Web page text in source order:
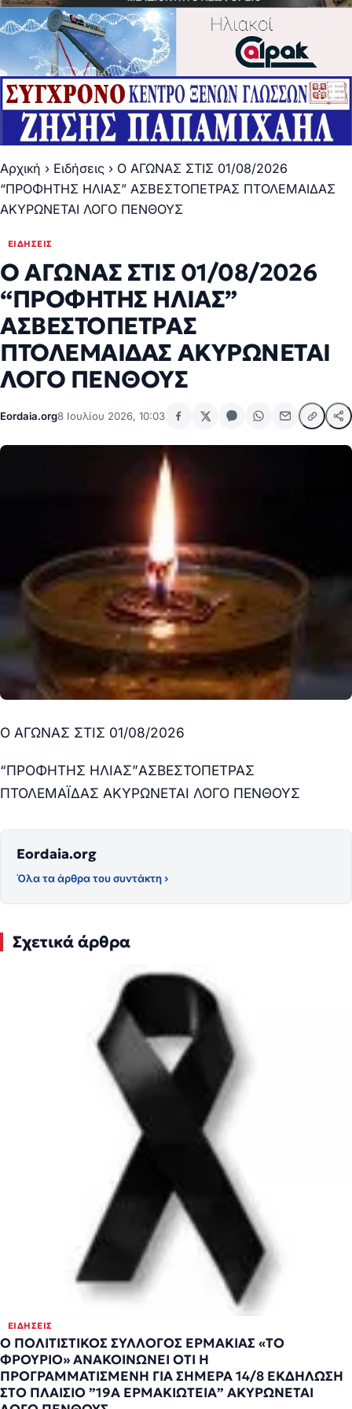
Αρχική › Ειδήσεις › Ο ΑΓΩΝΑΣ ΣΤΙΣ 01/08/2026
“ΠΡΟΦΗΤΗΣ ΗΛΙΑΣ” ΑΣΒΕΣΤΟΠΕΤΡΑΣ ΠΤΟΛΕΜΑΙΔΑΣ
ΑΚΥΡΩΝΕΤΑΙ ΛΟΓΟ ΠΕΝΘΟΥΣ
ΕΙΔΉΣΕΙΣ
Ο ΑΓΩΝΑΣ ΣΤΙΣ 01/08/2026
“ΠΡΟΦΗΤΗΣ ΗΛΙΑΣ”
ΑΣΒΕΣΤΟΠΕΤΡΑΣ
ΠΤΟΛΕΜΑΙΔΑΣ ΑΚΥΡΩΝΕΤΑΙ
ΛΟΓΟ ΠΕΝΘΟΥΣ
Eordaia.org8 Ιουλίου 2026, 10:03
Ο ΑΓΩΝΑΣ ΣΤΙΣ 01/08/2026
“ΠΡΟΦΗΤΗΣ ΗΛΙΑΣ”ΑΣΒΕΣΤΟΠΕΤΡΑΣ
ΠΤΟΛΕΜΑΪΔΑΣ ΑΚΥΡΩΝΕΤΑΙ ΛΟΓΟ ΠΕΝΘΟΥΣ
Eordaia.org
Όλα τα άρθρα του συντάκτη ›
Σχετικά άρθρα
ΕΙΔΉΣΕΙΣ
Ο ΠΟΛΙΤΙΣΤΙΚΟΣ ΣΥΛΛΟΓΟΣ ΕΡΜΑΚΙΑΣ «ΤΟ
ΦΡΟΥΡΙΟ» ΑΝΑΚΟΙΝΩΝΕΙ ΟΤΙ Η
ΠΡΟΓΡΑΜΜΑΤΙΣΜΕΝΗ ΓΙΑ ΣΗΜΕΡΑ 14/8 ΕΚΔΗΛΩΣΗ
ΣΤΟ ΠΛΑΙΣΙΟ ”19Α ΕΡΜΑΚΙΩΤΕΙΑ” ΑΚΥΡΩΝΕΤΑΙ